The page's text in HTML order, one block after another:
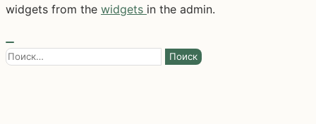
widgets from the widgets in the admin.
Найти: